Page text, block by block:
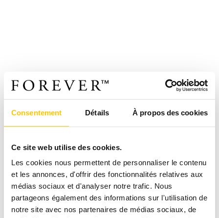
Consentement Détails À propos des cookies
Ce site web utilise des cookies.
Les cookies nous permettent de personnaliser le contenu
et les annonces, d'offrir des fonctionnalités relatives aux
médias sociaux et d'analyser notre trafic. Nous
partageons également des informations sur l'utilisation de
notre site avec nos partenaires de médias sociaux, de